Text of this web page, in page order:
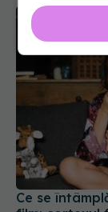
Ce se
film: cortexul
23 iun 2026, 15:01